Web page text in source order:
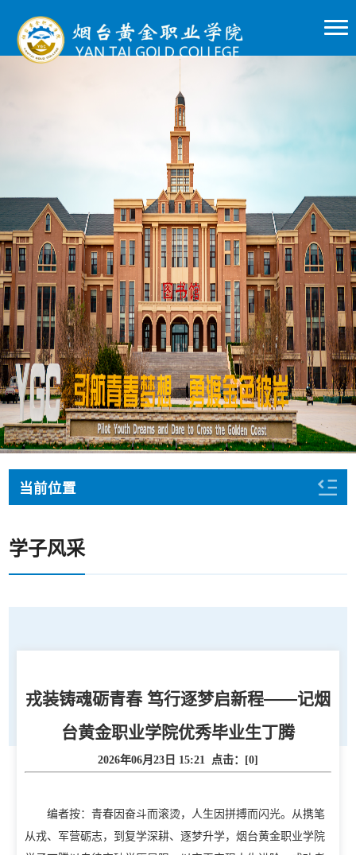
当前位置
学子风采
戎装铸魂砺青春 笃行逐梦启新程——记烟
台黄金职业学院优秀毕业生丁腾
2026年06月23日 15:21 点击：[0]
编者按：青春因奋斗而滚烫，人生因拼搏而闪光。从携笔
从戎、军营砺志，到复学深耕、逐梦升学，烟台黄金职业学院